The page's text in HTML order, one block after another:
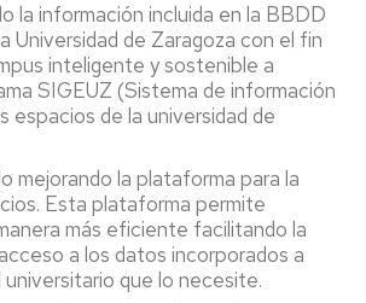
la información incluida en la BBDD
Universidad de Zaragoza con el fin
inteligente y sostenible a
SIGEUZ (Sistema de información
espacios de la universidad de
mejorando la plataforma para la
Esta plataforma permite
más eficiente facilitando la
a los datos incorporados a
que lo necesite.